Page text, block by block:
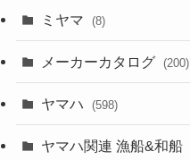
ミヤマ (8)
メーカーカタログ (200)
ヤマハ (598)
ヤマハ関連 漁船&和船